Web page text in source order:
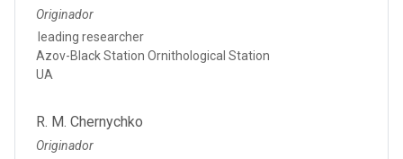
Originador
leading researcher
Azov-Black Station Ornithological Station
UA
R. M. Chernychko
Originador